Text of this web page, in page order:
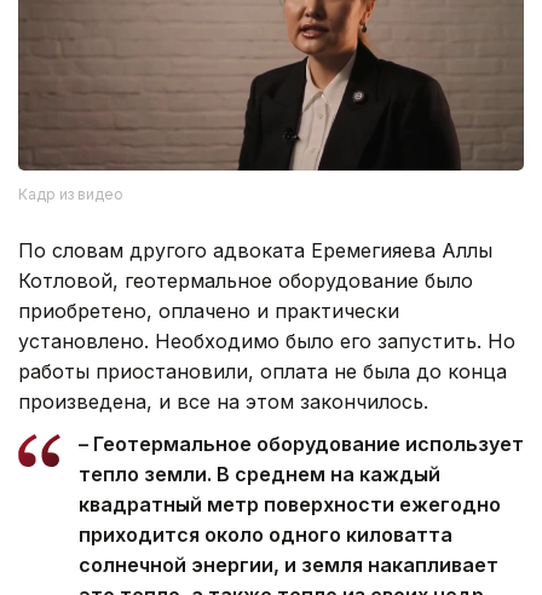
Кадр из видео
По словам другого адвоката Еремегияева Аллы
Котловой, геотермальное оборудование было
приобретено, оплачено и практически
установлено. Необходимо было его запустить. Но
работы приостановили, оплата не была до конца
произведена, и все на этом закончилось.
– Геотермальное оборудование использует
тепло земли. В среднем на каждый
квадратный метр поверхности ежегодно
приходится около одного киловатта
солнечной энергии, и земля накапливает